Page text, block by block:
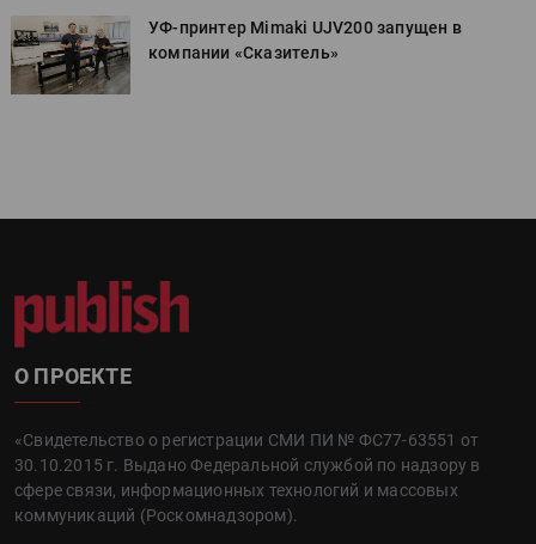
УФ-принтер Mimaki UJV200 запущен в
компании «Сказитель»
О ПРОЕКТЕ
«Свидетельство о регистрации СМИ ПИ № ФС77-63551 от
30.10.2015 г. Выдано Федеральной службой по надзору в
сфере связи, информационных технологий и массовых
коммуникаций (Роскомнадзором).